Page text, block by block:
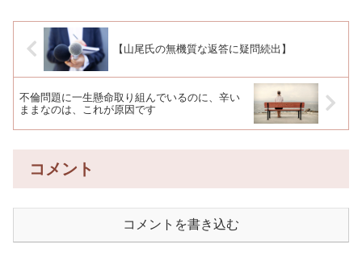
【山尾氏の無機質な返答に疑問続出】
不倫問題に一生懸命取り組んでいるのに、辛い
ままなのは、これが原因です
コメント
コメントを書き込む